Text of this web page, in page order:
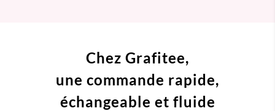
Chez Grafitee,
une commande rapide,
échangeable et fluide